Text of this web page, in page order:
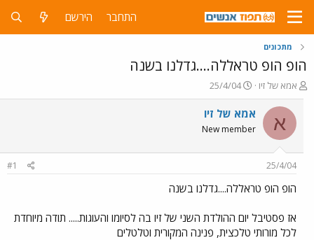
התחבר הירשם
מתכונים
הופ הופ טראללה....גדלנו בשנה
פ
ו
ת
ח
ה
ש
א
אמא של זיו
פ
ו
ר
ם
ר
25/4/04
א אמא של זיו
New member
25/4/04
#1
הופ הופ טראללה....גדלנו בשנה
אז פסטיבל יום ההולדת השני של זיו בה לסיומו והעוגות..... תודה מיוחדת
לכל מורותי טלכצית, פנינה המקורית וטלטלים